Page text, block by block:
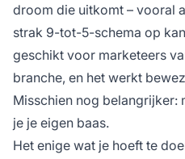
droom die uitkomt – vooral
strak 9-tot-5-schema op
geschikt voor marketeers
branche, en het werkt
Misschien nog belangrijker:
je je eigen baas.
Het enige wat je hoeft te